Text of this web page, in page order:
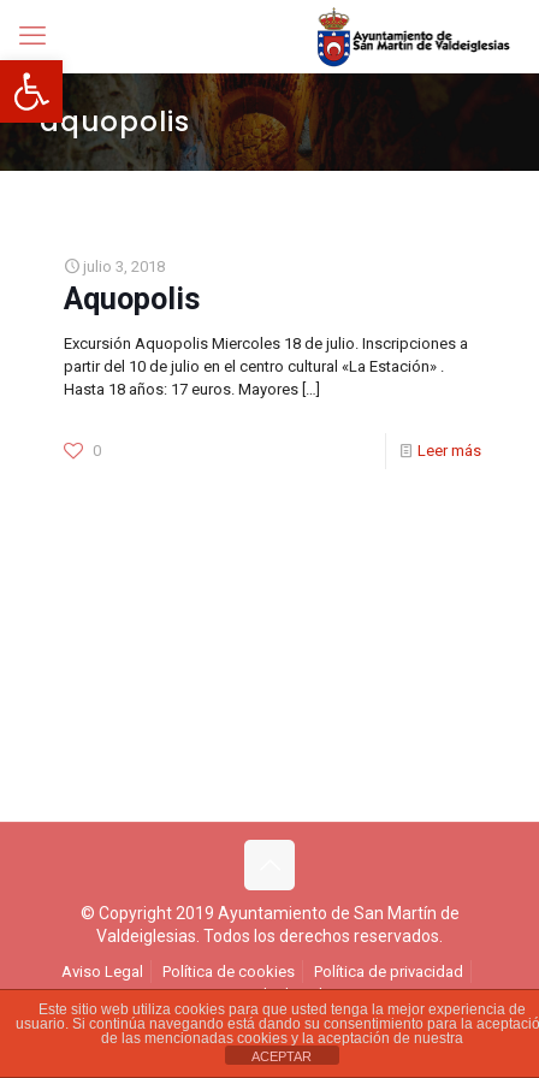
Abrir barra de herramientas
aquopolis
julio 3, 2018
Aquopolis
Excursión Aquopolis Miercoles 18 de julio. Inscripciones a
partir del 10 de julio en el centro cultural «La Estación» .
Hasta 18 años: 17 euros. Mayores […]
0 Leer más
© Copyright 2019 Ayuntamiento de San Martín de
Valdeiglesias. Todos los derechos reservados.
Aviso Legal Política de cookies
Política de privacidad
Ejercicio de derechos
Este sitio web utiliza cookies para que usted tenga la mejor experiencia de
usuario. Si continúa navegando está dando su consentimiento para la
de las mencionadas cookies y la aceptación de nuestra
ACEPTAR